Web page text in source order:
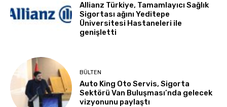
Allianz Türkiye, Tamamlayıcı Sağlık
Sigortası ağını Yeditepe
Üniversitesi Hastaneleri ile
genişletti
BÜLTEN
Auto King Oto Servis, Sigorta
Sektörü Van Buluşması’nda gelecek
vizyonunu paylaştı